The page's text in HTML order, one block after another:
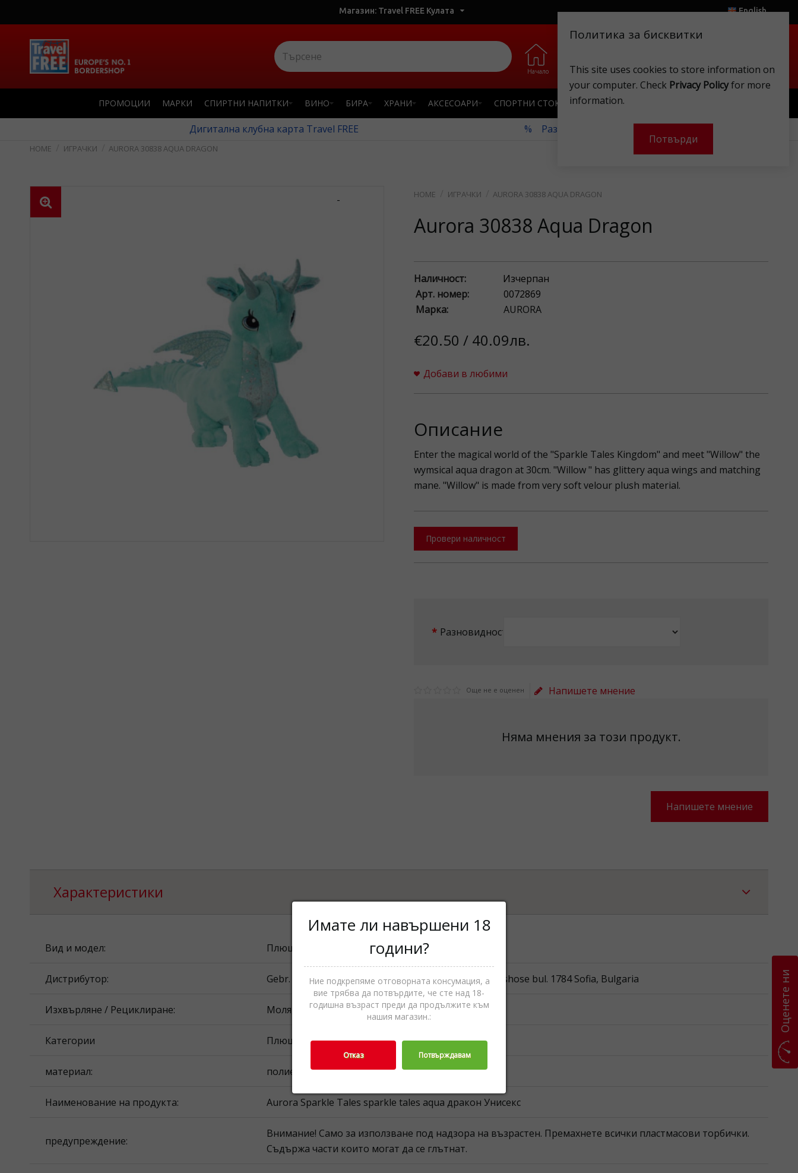
Политика за бисквитки
This site uses cookies to store information on
your computer. Check Privacy Policyfor more
information.
Потвърди
Магазин: Travel FREE Кулата English
Начало Любими Магазини Клубна карта Акаунт Кошница
ПРОМОЦИИ МАРКИ СПИРТНИ НАПИТКИ ВИНО БИРА ХРАНИ АКСЕСОАРИ СПОРТНИ СТОКИ ИГРАЧКИ
Дигитална клубна карта Travel FREE % Разгледайте нашите месечни оферти!
ИГРАЧКИ AURORA 30838 AQUA DRAGON
- ИГРАЧКИ AURORA 30838 AQUA DRAGON
Aurora 30838 Aqua Dragon
Наличност:
Изчерпан
Арт. номер:
0072869
Марка:
AURORA
€20.50 / 40.09лв.
Добави в любими
Описание
Enter the magical world of the "Sparkle Tales Kingdom" and meet "Willow" the
wymsical aqua dragon at 30cm. "Willow " has glittery aqua wings and matching
mane. "Willow" is made from very soft velour plush material.
Провери наличност
Разновидност
Още не е оценен Напишете мнение
Няма мнения за този продукт.
Напишете мнение
Характеристики
Вид и модел: Плюш
Дистрибутор: Gebr. Heinemann Bulgaria OOD 141 B, Tsarigradsko shose bul. 1784 Sofia, Bulgaria
Изхвърляне / Рециклиране: Моля, вижте опаковката.
Категории Плюшени играчки,Играчки
материал: полиестер
Наименование на продукта: Aurora Sparkle Tales sparkle tales aqua дракон Унисекс
предупреждение:
Внимание! Само за използване под надзора на възрастен. Премахнете всички пластмасови торбички.
Съдържа части които могат да се глътнат.
Оценете ни
Имате ли навършени 18
години?
Ние подкрепяме отговорната консумация, а
вие трябва да потвърдите, че сте над 18-
годишна възраст преди да продължите към
нашия магазин.:
Отказ Потвърждавам